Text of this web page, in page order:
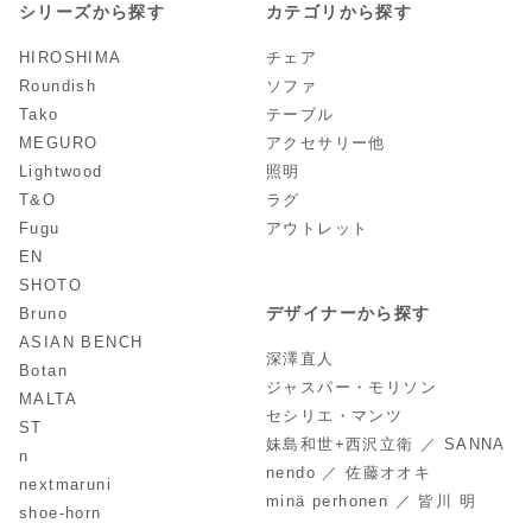
シリーズから探す
HIROSHIMA
Roundish
Tako
MEGURO
Lightwood
T&O
Fugu
EN
SHOTO
Bruno
ASIAN BENCH
Botan
MALTA
ST
n
nextmaruni
shoe-horn
カテゴリから探す
チェア
ソファ
テーブル
アクセサリー他
照明
ラグ
アウトレット
デザイナーから探す
深澤直人
ジャスパー・モリソン
セシリエ・マンツ
妹島和世+西沢立衛 ／ SANNA
nendo ／ 佐藤オオキ
minä perhonen ／ 皆川 明